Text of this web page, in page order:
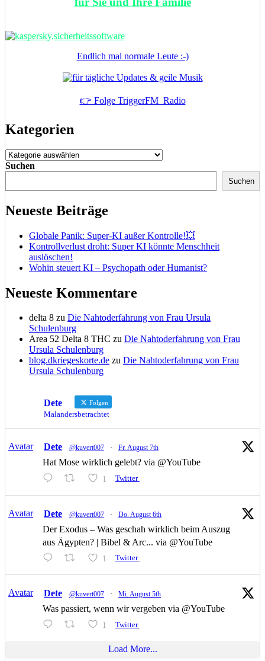
Endlich mal normale Leute :-)
👉 Folge TriggerFM_Radio
Kategorien
Kategorien
Suchen
Suchen
Neueste Beiträge
Globale Panik: Super-KI außer Kontrolle!💥
Kontrollverlust droht: Super KI könnte Menschheit
auslöschen!
Wohin steuert KI – Psychopath oder Humanist?
Neueste Kommentare
delta 8 zu Die Nahtoderfahrung von Frau Ursula
Schulenburg
Area 52 Delta 8 THC zu Die Nahtoderfahrung von Frau
Ursula Schulenburg
blog.dkriegeskorte.de zu Die Nahtoderfahrung von Frau
Ursula Schulenburg
Dete Folgen
Malandersbetrachtet
Avatar Dete @kuvert007 · Fr. August 7th
Hat Mose wirklich gelebt? via @YouTube
1 Twitter
Avatar Dete @kuvert007 · Do. August 6th
Der Exodus – Was geschah wirklich beim Auszug
aus Ägypten? | Bibel & Arc... via @YouTube
1 Twitter
Avatar Dete @kuvert007 · Mi. August 5th
Was passiert, wenn wir vergeben via @YouTube
1 Twitter
Load More...